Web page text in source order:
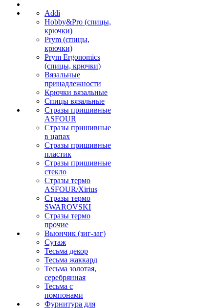
Addi
Hobby&Pro (спицы,
крючки)
Prym (спицы,
крючки)
Prym Ergonomics
(спицы, крючки)
Вязальные
принадлежности
Крючки вязальные
Спицы вязальные
Стразы пришивные
ASFOUR
Стразы пришивные
в цапах
Стразы пришивные
пластик
Стразы пришивные
стекло
Стразы термо
ASFOUR/Xirius
Стразы термо
SWAROVSKI
Стразы термо
прочие
Вьюнчик (зиг-заг)
Сутаж
Тесьма декор
Тесьма жаккард
Тесьма золотая,
серебрянная
Тесьма с
помпонами
Фурнитура для